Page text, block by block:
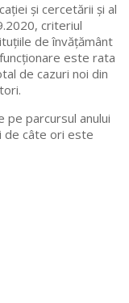
și cercetării și al
criteriul
de învățământ
este rata
de cazuri noi din
pe parcursul anului
de câte ori este